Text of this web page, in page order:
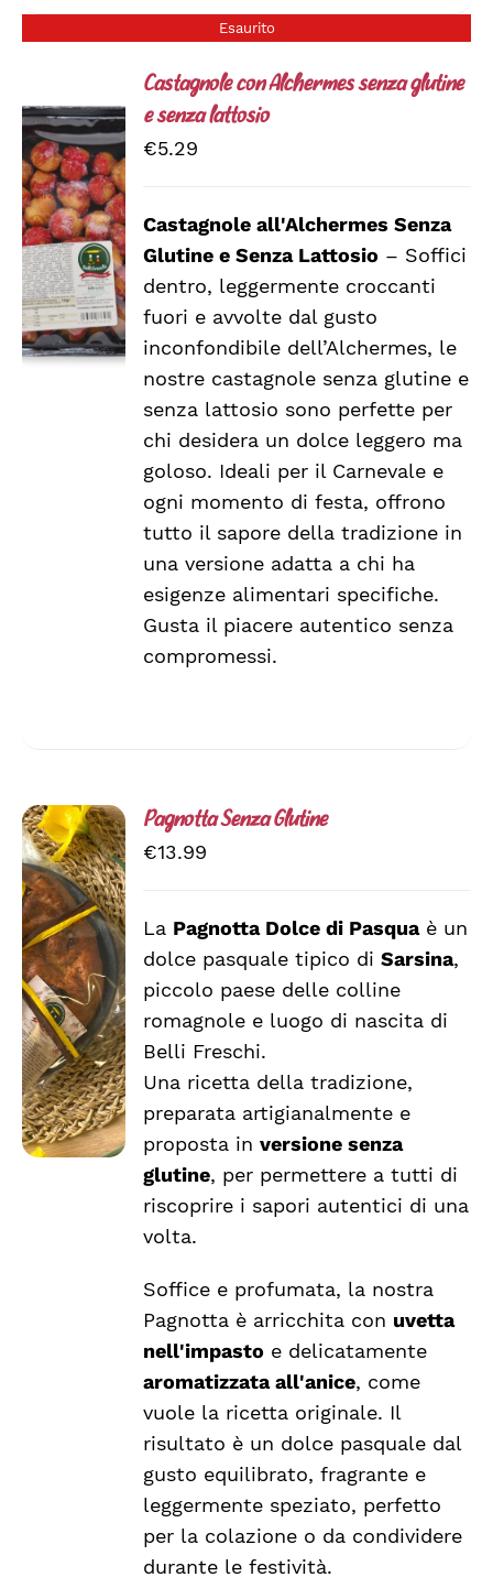
Esaurito
DETTAGLI
Castagnole con Alchermes senza glutine
e senza lattosio
€5.29
Castagnole all'Alchermes Senza
Glutine e Senza Lattosio – Soffici
dentro, leggermente croccanti
fuori e avvolte dal gusto
inconfondibile dell’Alchermes, le
nostre castagnole senza glutine e
senza lattosio sono perfette per
chi desidera un dolce leggero ma
goloso. Ideali per il Carnevale e
ogni momento di festa, offrono
tutto il sapore della tradizione in
una versione adatta a chi ha
esigenze alimentari specifiche.
Gusta il piacere autentico senza
compromessi.
AGGIUNGI
AL
CARRELLO
/
DETTAGLI
Pagnotta Senza Glutine
€13.99
La Pagnotta Dolce di Pasquaè un
dolce pasquale tipico diSarsina,
piccolo paese delle colline
romagnole e luogo di nascita di
Belli Freschi.
Una ricetta della tradizione,
preparata artigianalmente e
proposta inversione senza
glutine, per permettere a tutti di
riscoprire i sapori autentici di una
volta.
Soffice e profumata, la nostra
Pagnotta è arricchita con uvetta
nell'impasto e delicatamente
aromatizzata all'anice, come
vuole la ricetta originale. Il
risultato è un dolce pasquale dal
gusto equilibrato, fragrante e
leggermente speziato, perfetto
per la colazione o da condividere
durante le festività.